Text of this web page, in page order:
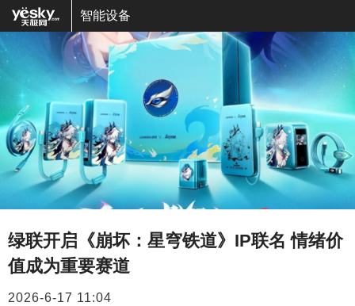
智能设备
绿联开启《崩坏：星穹铁道》IP联名 情绪价
值成为重要赛道
2026-6-17 11:04